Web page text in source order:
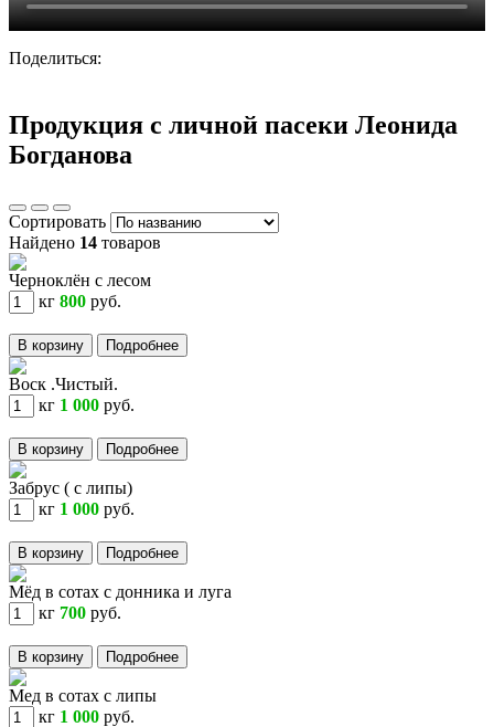
Поделиться:
Продукция с личной пасеки Леонида
Богданова
Сортировать
Найдено 14 товаров
Черноклён с лесом
кг 800 руб.
В корзину Подробнее
Воск .Чистый.
кг 1 000 руб.
В корзину Подробнее
Забрус ( с липы)
кг 1 000 руб.
В корзину Подробнее
Мёд в сотах с донника и луга
кг 700 руб.
В корзину Подробнее
Мед в сотах с липы
кг 1 000 руб.